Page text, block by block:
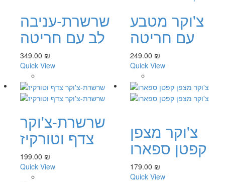
צ'וקר מטבע
עם חריטה
249.00 ₪
Quick View
שרשרת-עניבה
לב עם חריטה
349.00 ₪
Quick View
צ'וקר מצפן
קפטן ספארו
179.00 ₪
Quick View
שרשרת-צ'וקר
צדף וטורקיז
199.00 ₪
Quick View